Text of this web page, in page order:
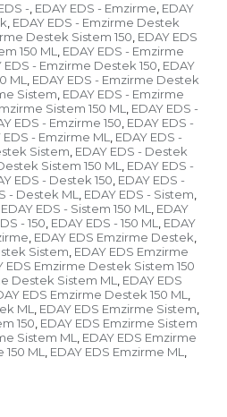
-, EDAY EDS - Emzirme, EDAY
, EDAY EDS - Emzirme Destek
Destek Sistem 150, EDAY EDS
150 ML , EDAY EDS - Emzirme
EDS - Emzirme Destek 150, EDAY
ML , EDAY EDS - Emzirme Destek
Sistem, EDAY EDS - Emzirme
Sistem 150 ML , EDAY EDS -
EDS - Emzirme 150, EDAY EDS -
EDS - Emzirme ML , EDAY EDS -
Sistem, EDAY EDS - Destek
Sistem 150 ML , EDAY EDS -
EDS - Destek 150, EDAY EDS -
- Destek ML , EDAY EDS - Sistem,
EDAY EDS - Sistem 150 ML , EDAY
- 150, EDAY EDS - 150 ML , EDAY
, EDAY EDS Emzirme Destek,
Sistem, EDAY EDS Emzirme
EDS Emzirme Destek Sistem 150
Destek Sistem ML , EDAY EDS
EDS Emzirme Destek 150 ML ,
ML , EDAY EDS Emzirme Sistem,
150, EDAY EDS Emzirme Sistem
Sistem ML , EDAY EDS Emzirme
ML , EDAY EDS Emzirme ML ,